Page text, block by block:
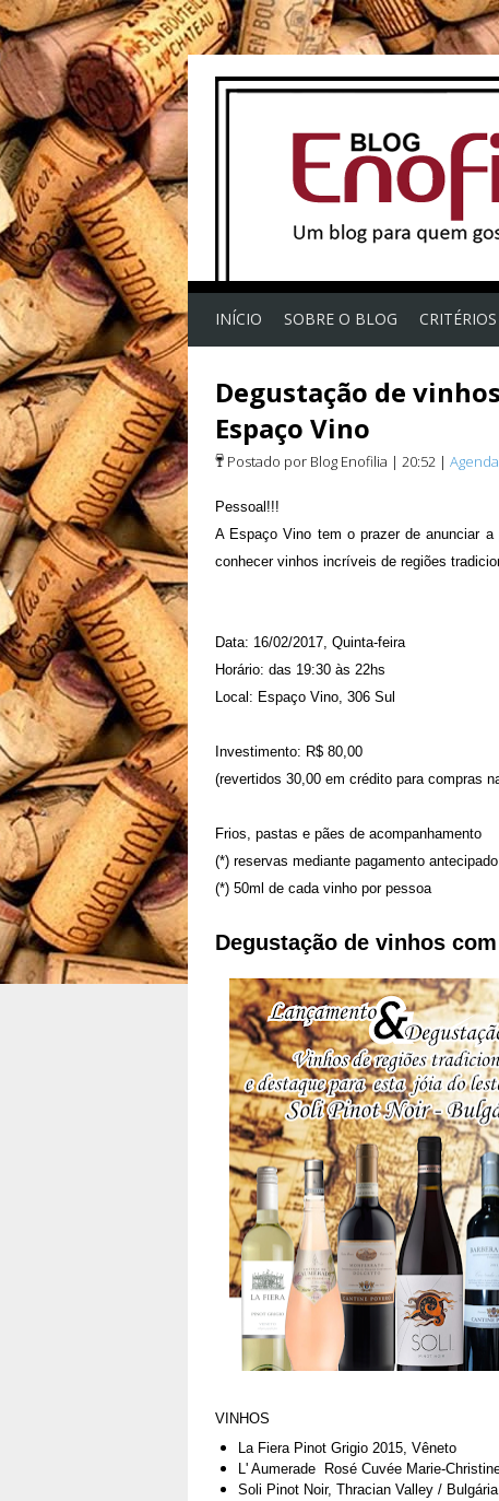
INÍCIO SOBRE O BLOG
Degustação de
Espaço Vino
Postado por Blog Enofilia | 20:52 | Agenda
Pessoal!!!
A Espaço Vino tem o prazer de anunciar a
conhecer vinhos incríveis de regiões
Data: 16/02/2017, Quinta-feira
Horário: das 19:30 às 22hs
Local: Espaço Vino, 306 Sul
Investimento: R$ 80,00
(revertidos 30,00 em crédito para compras
Frios, pastas e pães de acompanhamento
(*) reservas mediante pagamento antecipado
(*) 50ml de cada vinho por pessoa
Degustação de vinhos
VINHOS
La Fiera Pinot Grigio 2015, Vêneto
L' Aumerade Rosé Cuvée Marie-
Soli Pinot Noir, Thracian Valley / Bulgária